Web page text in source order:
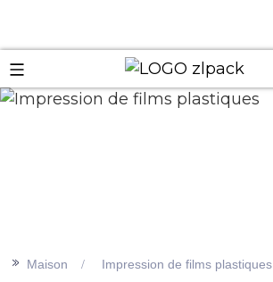
>> Maison Impression de films plastiques